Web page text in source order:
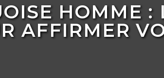
HOMME :
AFFIRMER